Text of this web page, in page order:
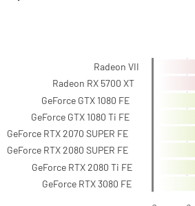
Radeon VII
Radeon RX 5700 XT
GeForce GTX 1080 FE
GeForce GTX 1080 Ti FE
GeForce RTX 2070 SUPER FE
GeForce RTX 2080 SUPER FE
GeForce RTX 2080 Ti FE
GeForce RTX 3080 FE